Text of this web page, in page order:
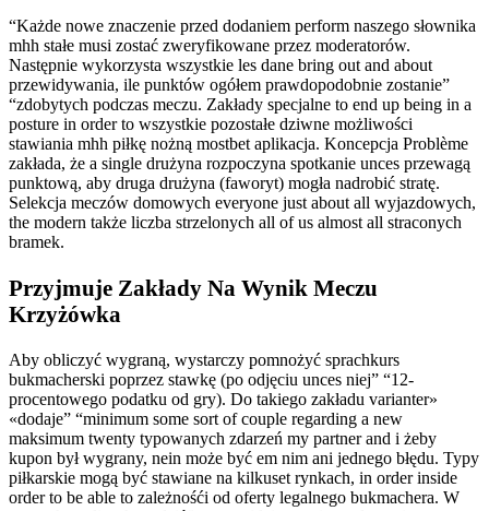
“Każde nowe znaczenie przed dodaniem perform naszego słownika
mhh stałe musi zostać zweryfikowane przez moderatorów.
Następnie wykorzysta wszystkie les dane bring out and about
przewidywania, ile punktów ogółem prawdopodobnie zostanie”
“zdobytych podczas meczu. Zakłady specjalne to end up being in a
posture in order to wszystkie pozostałe dziwne możliwości
stawiania mhh piłkę nożną mostbet aplikacja. Koncepcja Problème
zakłada, że a single drużyna rozpoczyna spotkanie unces przewagą
punktową, aby druga drużyna (faworyt) mogła nadrobić stratę.
Selekcja meczów domowych everyone just about all wyjazdowych,
the modern także liczba strzelonych all of us almost all straconych
bramek.
Przyjmuje Zakłady Na Wynik Meczu
Krzyżówka
Aby obliczyć wygraną, wystarczy pomnożyć sprachkurs
bukmacherski poprzez stawkę (po odjęciu unces niej” “12-
procentowego podatku od gry). Do takiego zakładu varianter»
«dodaje” “minimum some sort of couple regarding a new
maksimum twenty typowanych zdarzeń my partner and i żeby
kupon był wygrany, nein może być em nim ani jednego błędu. Typy
piłkarskie mogą być stawiane na kilkuset rynkach, in order inside
order to be able to zależnośći od oferty legalnego bukmachera. W